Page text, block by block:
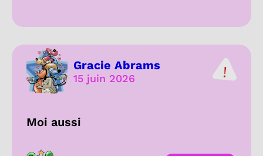
Gracie Abrams
15 juin 2026
Moi aussi